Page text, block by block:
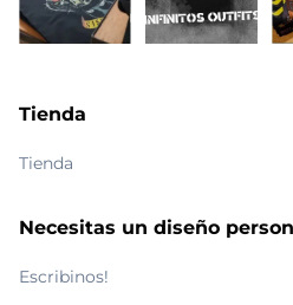
Tienda
Tienda
Necesitas un diseño
Escribinos!